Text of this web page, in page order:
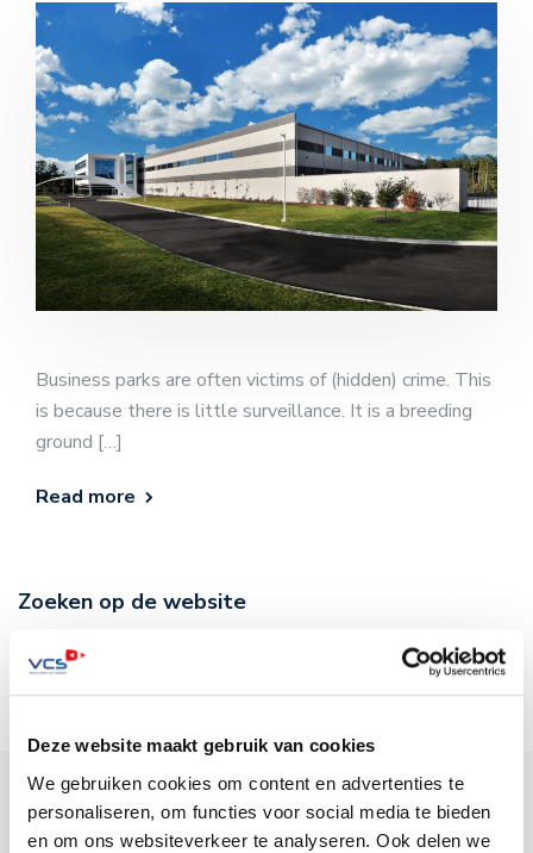
Deze website maakt gebruik van cookies
We gebruiken cookies om content en advertenties te
personaliseren, om functies voor social media te bieden
en om ons websiteverkeer te analyseren. Ook delen we
Business parks are often victims of (hidden) crime. This
is because there is little surveillance. It is a breeding
ground […]
Read more
Zoeken op de website